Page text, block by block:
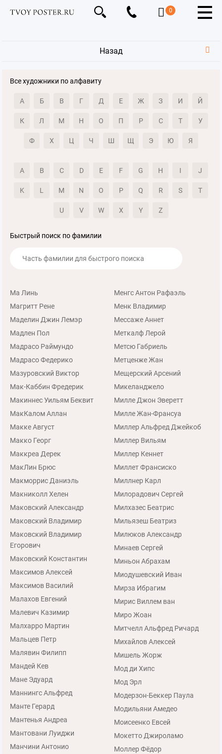
0
Назад
Все художники по алфавиту
А Б В Г Д Е Ж З И Й
К Л М Н О П Р С Т У
Ф Х Ц Ч Ш Щ Э Ю Я
A B C D E F G H I J
K L M N O P Q R S T
U V W X Y Z
Быстрый поиск по фамилии
Ма Линь
Магритт Рене
Маделин Джин Лемэр
Мадлен Пол
Мадрасо Раймундо
Мадрасо Федерико
Мазуровский Виктор
Мак-Каббин Фредерик
Макиннес Уильям Беквит
МакКалом Аллан
Макке Август
Макко Георг
Маккреа Дерек
МакЛин Брюс
Макморрис Даниэль
Макниколл Хелен
Маковский Александр
Маковский Владимир
Маковский Владимир
Егорович
Маковский Константин
Максимов Алексей
Максимов Василий
Малахов Евгений
Малевич Казимир
Малхарро Мартин
Мальцев Петр
Малявин Филипп
Мандей Кев
Мане Эдуард
Маннингс Альфред
Манте Герард
Мантенья Андреа
Мантовани Луиджи
Манчини Антонио
Менгс Антон Рафаэль
Менк Владимир
Мессаже Аннет
Меткалф Лерой
Метсю Габриель
Метценже Жан
Мещерский Арсений
Микеланджело
Милле Джон Эверетт
Милле Жан-Франсуа
Миллер Альфред Джейкоб
Миллер Вильям
Миллер Кеннет
Миллет Франсиско
Миллнер Карл
Милорадович Сергей
Милхазес Беатрис
Мильязеш Беатриз
Милюков Александр
Минаев Сергей
Миньон Абрахам
Миодушевский Иван
Мирза Ибрагим
Мирис Виллем ван
Миро Жоан
Митчелл Альфред Ричард
Михайлов Алексей
Мишель Жорж
Мод ди Хипс
Мод Эрл
Модерзон-Беккер Паула
Модильяни Амедео
Моисеенко Евсей
Мокетто Джироламо
Моллер Фёдор